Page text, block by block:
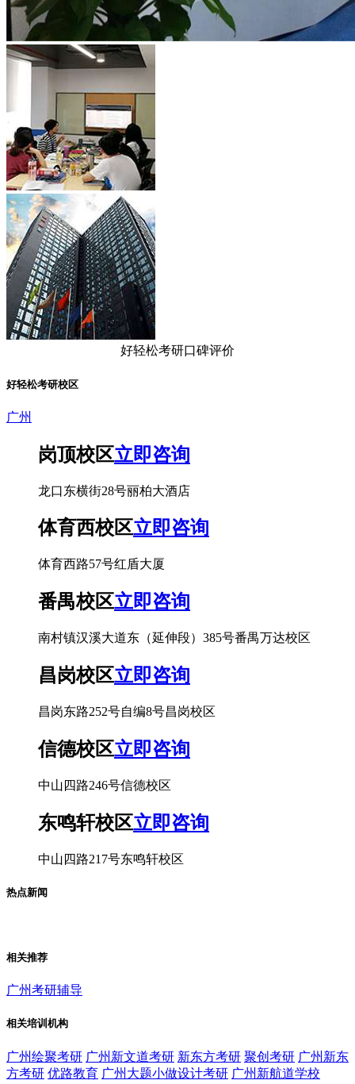
好轻松考研口碑评价
好轻松考研校区
广州
岗顶校区立即咨询
龙口东横街28号丽柏大酒店
体育西校区立即咨询
体育西路57号红盾大厦
番禺校区立即咨询
南村镇汉溪大道东（延伸段）385号番禺万达校区
昌岗校区立即咨询
昌岗东路252号自编8号昌岗校区
信德校区立即咨询
中山四路246号信德校区
东鸣轩校区立即咨询
中山四路217号东鸣轩校区
热点新闻
相关推荐
广州考研辅导
相关培训机构
广州绘聚考研 广州新文道考研 新东方考研 聚创考研 广州新东
方考研 优路教育 广州大题小做设计考研 广州新航道学校